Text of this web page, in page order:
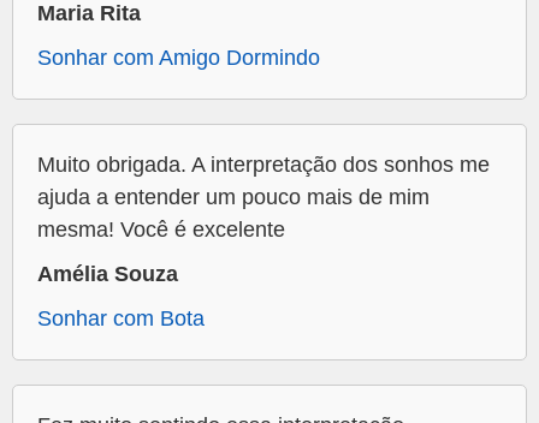
Maria Rita
Sonhar com Amigo Dormindo
Muito obrigada. A interpretação dos sonhos me
ajuda a entender um pouco mais de mim
mesma! Você é excelente
Amélia Souza
Sonhar com Bota